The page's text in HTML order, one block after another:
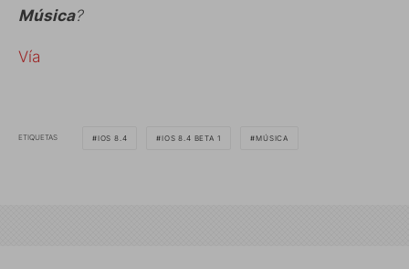
Música?
Vía
ETIQUETAS IOS 8.4 IOS 8.4 BETA 1 MÚSICA